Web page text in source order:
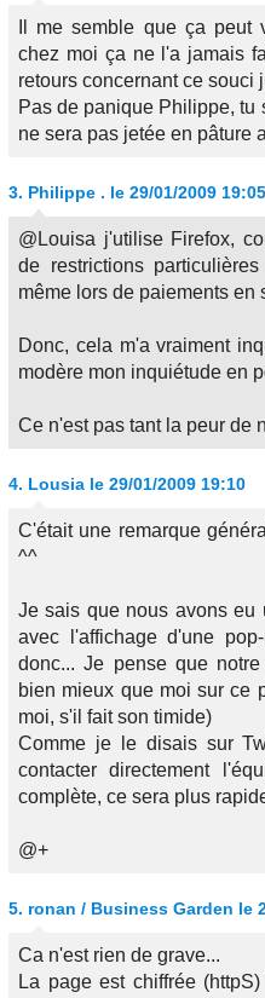
Il me semble que ça peut
chez moi ça ne l'a jamais
retours concernant ce souci
Pas de panique Philippe, tu
ne sera pas jetée en pâture
3. Philippe . le 29/01/2009 19:05
@Louisa j'utilise Firefox,
de restrictions
même lors de paiements en
Donc, cela m'a vraiment
modère mon inquiétude en
Ce n'est pas tant la peur de
4. Lousia le 29/01/2009 19:10
C'était une remarque
^^
Je sais que nous avons eu
avec l'affichage d'une
donc... Je pense que
bien mieux que moi sur ce
moi, s'il fait son timide)
Comme je le disais sur
contacter directement
complète, ce sera plus
@+
5. ronan / Business Garden le
Ca n'est rien de grave...
La page est chiffrée